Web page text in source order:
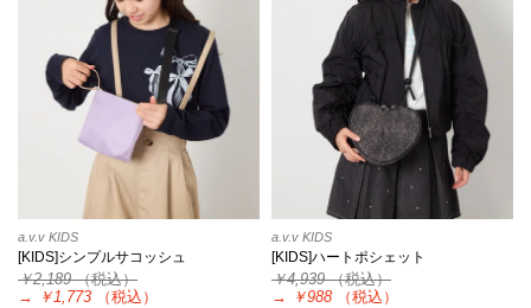
a.v.v KIDS
[KIDS]シンプルサコッシュ
￥2,189（税込）
→
￥1,773 （税込）
a.v.v KIDS
[KIDS]ハートポシェット
￥4,939（税込）
→
￥988 （税込）